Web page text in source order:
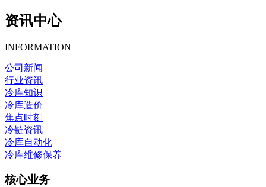
资讯中心
INFORMATION
公司新闻
行业资讯
冷库知识
冷库造价
焦点时刻
冷链资讯
冷库自动化
冷库维修保养
核心业务